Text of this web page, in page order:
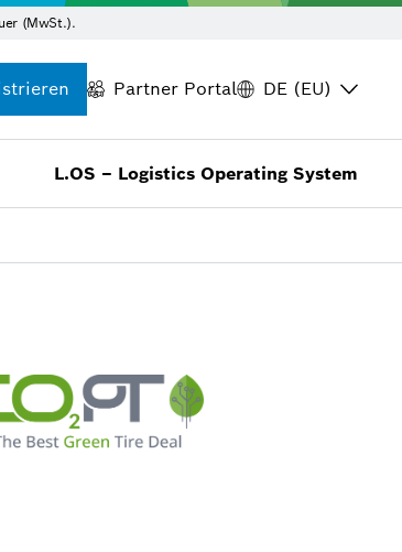
(MwSt.).
Partner Portal DE (EU)
L.OS – Logistics Operating System